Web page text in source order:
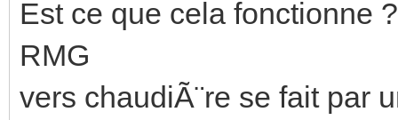
Est ce que cela fonctionne
RMG
vers chaudiÃ¨re se fait par